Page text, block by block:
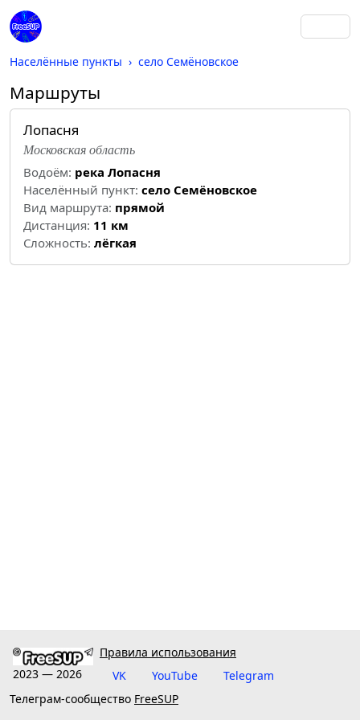
Населённые пункты село Семёновское
Маршруты
Лопасня
Московская область
Водоём: река Лопасня
Населённый пункт: село Семёновское
Вид маршрута: прямой
Дистанция: 11 км
Cложность: лёгкая
2023 — 2026
Правила использования
VK
YouTube
Telegram
Телеграм-сообщество FreeSUP